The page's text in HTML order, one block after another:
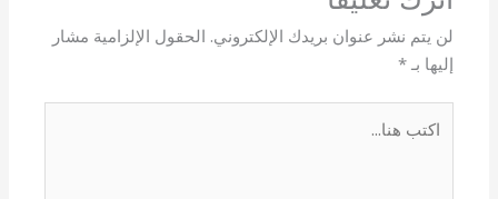
لن يتم نشر عنوان بريدك الإلكتروني. الحقول الإلزامية مشار
إليها بـ*
هنا...